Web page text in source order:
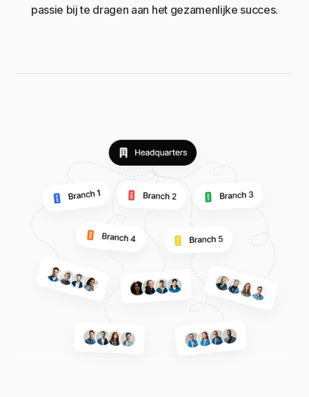
passie bij te dragen aan het gezamenlijke succes.